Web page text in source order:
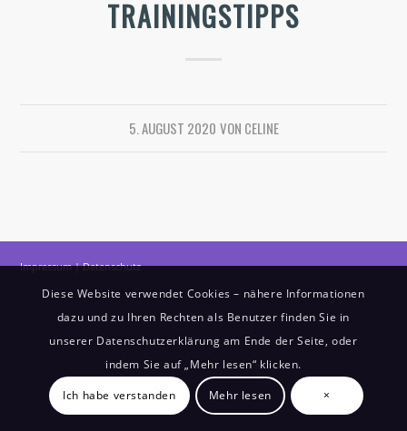
TRAININGSTIPPS
5. AUGUST 2020 VON CELINE
Impressum|Datenschutz
Diese Website verwendet Cookies – nähere Informationen
dazu und zu Ihren Rechten als Benutzer finden Sie in
unserer Datenschutzerklärung am Ende der Seite, oder
indem Sie auf „Mehr lesen“ klicken.
Ich habe verstanden Mehr lesen ×